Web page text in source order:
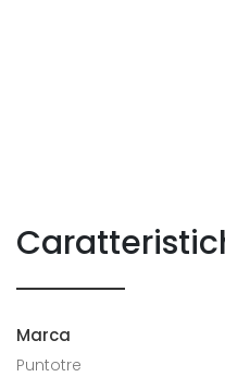
Marca
Puntotre